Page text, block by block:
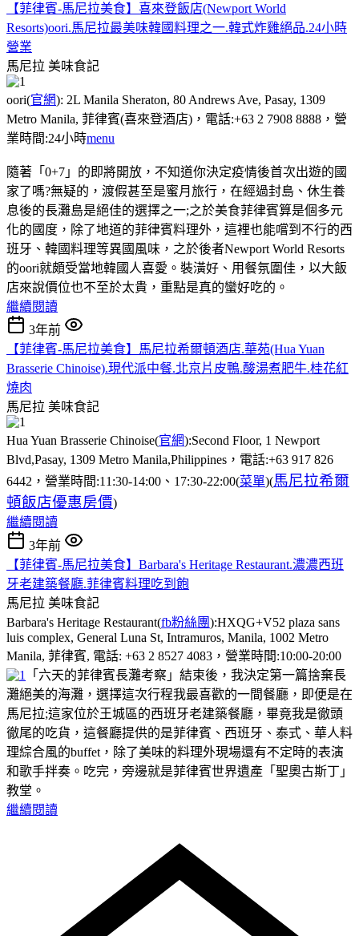
【菲律賓-馬尼拉美食】喜來登飯店(Newport World
Resorts)oori.馬尼拉最美味韓國料理之一.韓式炸雞絕品.24小時
營業
馬尼拉 美味食記
oori(官網): 2L Manila Sheraton, 80 Andrews Ave, Pasay, 1309
Metro Manila, 菲律賓(喜來登酒店)，電話:+63 2 7908 8888，營
業時間:24小時menu
隨著「0+7」的即將開放，不知道你決定疫情後首次出遊的國
家了嗎?無疑的，渡假甚至是蜜月旅行，在經過封島、休生養
息後的長灘島是絕佳的選擇之一;之於美食菲律賓算是個多元
化的國度，除了地道的菲律賓料理外，這裡也能嚐到不行的西
班牙、韓國料理等異國風味，之於後者Newport World Resorts
的oori就頗受當地韓國人喜愛。裝潢好、用餐氛圍佳，以大飯
店來說價位也不至於太貴，重點是真的蠻好吃的。
繼續閱讀
3年前
【菲律賓-馬尼拉美食】馬尼拉希爾頓酒店.華苑(Hua Yuan
Brasserie Chinoise).現代派中餐.北京片皮鴨.酸湯煮肥牛.桂花紅
燒肉
馬尼拉 美味食記
Hua Yuan Brasserie Chinoise(官網):Second Floor, 1 Newport
Blvd,Pasay, 1309 Metro Manila,Philippines，電話:+63 917 826
6442，營業時間:11:30-14:00、17:30-22:00(菜單)(馬尼拉希爾
頓飯店優惠房價)
繼續閱讀
3年前
【菲律賓-馬尼拉美食】Barbara's Heritage Restaurant.濃濃西班
牙老建築餐廳.菲律賓料理吃到飽
馬尼拉 美味食記
Barbara's Heritage Restaurant(fb粉絲團):HXQG+V52 plaza sans
luis complex, General Luna St, Intramuros, Manila, 1002 Metro
Manila, 菲律賓, 電話: +63 2 8527 4083，營業時間:10:00-20:00
「六天的菲律賓長灘考察」結束後，我決定第一篇捨棄長
灘絕美的海灘，選擇這次行程我最喜歡的一間餐廳，即便是在
馬尼拉;這家位於王城區的西班牙老建築餐廳，畢竟我是徹頭
徹尾的吃貨，這餐廳提供的是菲律賓、西班牙、泰式、華人料
理綜合風的buffet，除了美味的料理外現場還有不定時的表演
和歌手拌奏。吃完，旁邊就是菲律賓世界遺產「聖奧古斯丁」
教堂。
繼續閱讀